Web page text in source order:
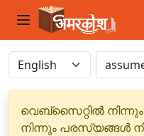
വെബ്‌സൈറ്റിൽ
നിന്നും പരസ്യങ്ങൾ